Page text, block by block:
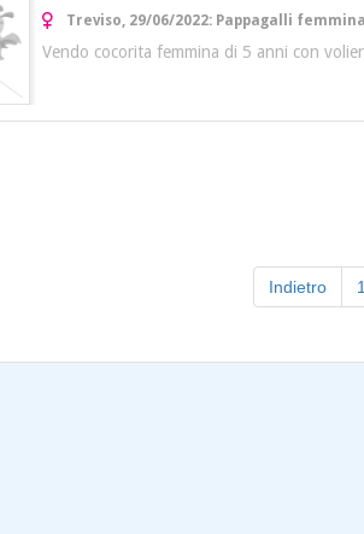
Treviso, 29/06/2022: Pappagalli
Vendo cocorita femmina di 5 anni con
Indietro 1